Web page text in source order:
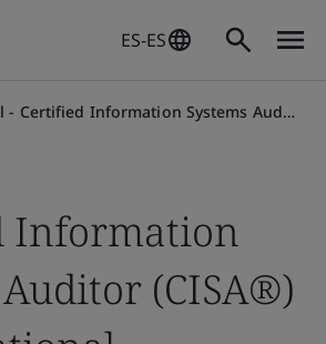
ES-ES
Information Systems Auditor (CISA®)
Information
(CISA®)